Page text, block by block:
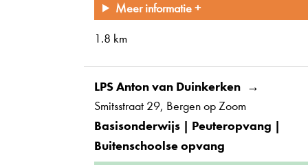
Meer informatie +
1.8 km
LPS Anton van Duinkerken
Smitsstraat 29 Bergen op Zoom
Basisonderwijs | Peuteropvang |
Buitenschoolse opvang